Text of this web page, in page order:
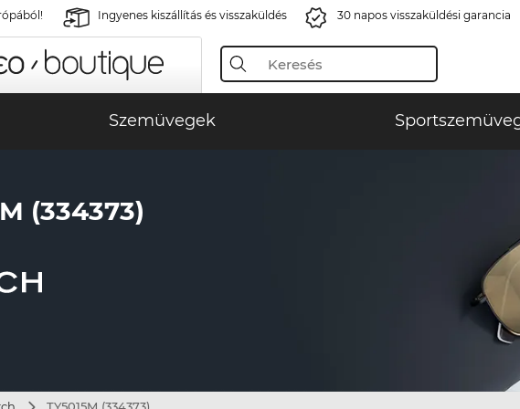
Ingyenes kiszállítás és visszaküldés 30 napos visszaküldési garancia
Szemüvegek
(334373)